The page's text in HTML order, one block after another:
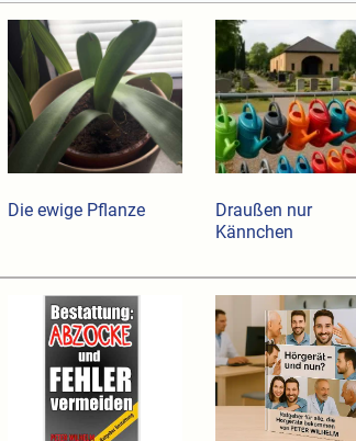
Die ewige Pflanze
Draußen nur
Kännchen